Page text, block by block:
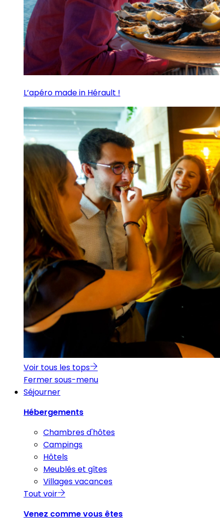
L’apéro made in Hérault !
Voir tous les tops
Fermer sous-menu
Séjourner
Hébergements
Chambres d'hôtes
Campings
Hôtels
Meublés et gîtes
Villages vacances
Tout voir
Venez comme vous êtes